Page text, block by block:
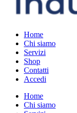
Home
Chi siamo
Servizi
Shop
Contatti
Accedi
Home
Chi siamo